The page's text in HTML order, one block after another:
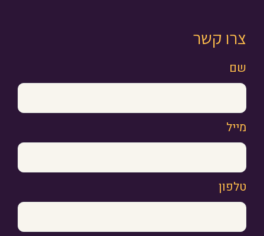
צרו קשר
שם
מייל
טלפון